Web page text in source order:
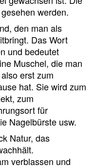
werden.
den man als
Das Wort
und bedeutet
Muschel, die man
erst zum
hat. Sie wird zum
zum
für
Nagelbürste usw.
Natur, das
verblassen und